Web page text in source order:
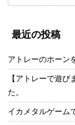
最近の投稿
アトレーのホーン
【アトレーで遊
た。
イカメタルゲーム